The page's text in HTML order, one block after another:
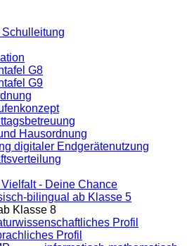
G8
G9
Hausordnung
digitaler Endgeräte­nutzung
- Deine Chance
bilingual ab Klasse 5
Klasse 8
Profil
Profil